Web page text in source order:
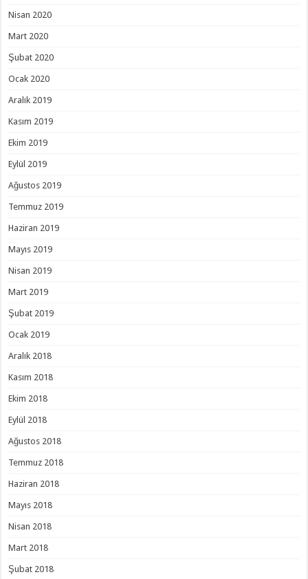
Nisan 2020
Mart 2020
Şubat 2020
Ocak 2020
Aralık 2019
Kasım 2019
Ekim 2019
Eylül 2019
Ağustos 2019
Temmuz 2019
Haziran 2019
Mayıs 2019
Nisan 2019
Mart 2019
Şubat 2019
Ocak 2019
Aralık 2018
Kasım 2018
Ekim 2018
Eylül 2018
Ağustos 2018
Temmuz 2018
Haziran 2018
Mayıs 2018
Nisan 2018
Mart 2018
Şubat 2018